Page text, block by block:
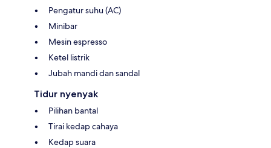
Pengatur suhu (AC)
Minibar
Mesin espresso
Ketel listrik
Jubah mandi dan sandal
Tidur nyenyak
Pilihan bantal
Tirai kedap cahaya
Kedap suara